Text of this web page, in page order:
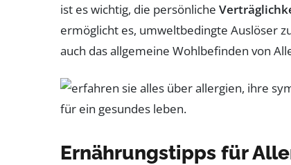
ist es wichtig, die persönliche
ermöglicht es, umweltbedingte Auslöser
auch das allgemeine Wohlbefinden von
Ernährungstipps für